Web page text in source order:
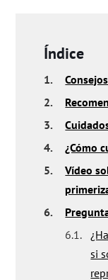
Índice
1.
2.
3.
4.
¿Cómo
5.
Vídeo
6.
6.1.
si